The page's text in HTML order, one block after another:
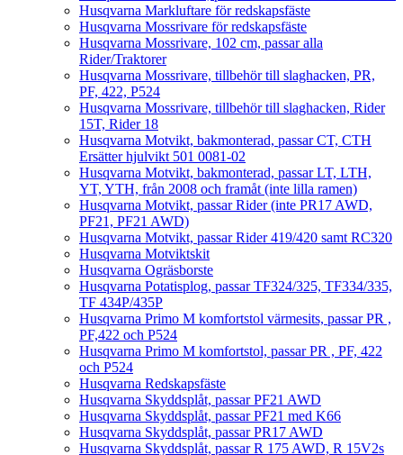
Husqvarna Markluftare för redskapsfäste
Husqvarna Mossrivare för redskapsfäste
Husqvarna Mossrivare, 102 cm, passar alla
Rider/Traktorer
Husqvarna Mossrivare, tillbehör till slaghacken, PR,
PF, 422, P524
Husqvarna Mossrivare, tillbehör till slaghacken, Rider
15T, Rider 18
Husqvarna Motvikt, bakmonterad, passar CT, CTH
Ersätter hjulvikt 501 0081-02
Husqvarna Motvikt, bakmonterad, passar LT, LTH,
YT, YTH, från 2008 och framåt (inte lilla ramen)
Husqvarna Motvikt, passar Rider (inte PR17 AWD,
PF21, PF21 AWD)
Husqvarna Motvikt, passar Rider 419/420 samt RC320
Husqvarna Motviktskit
Husqvarna Ogräsborste
Husqvarna Potatisplog, passar TF324/325, TF334/335,
TF 434P/435P
Husqvarna Primo M komfortstol värmesits, passar PR ,
PF,422 och P524
Husqvarna Primo M komfortstol, passar PR , PF, 422
och P524
Husqvarna Redskapsfäste
Husqvarna Skyddsplåt, passar PF21 AWD
Husqvarna Skyddsplåt, passar PF21 med K66
Husqvarna Skyddsplåt, passar PR17 AWD
Husqvarna Skyddsplåt, passar R 175 AWD, R 15V2s